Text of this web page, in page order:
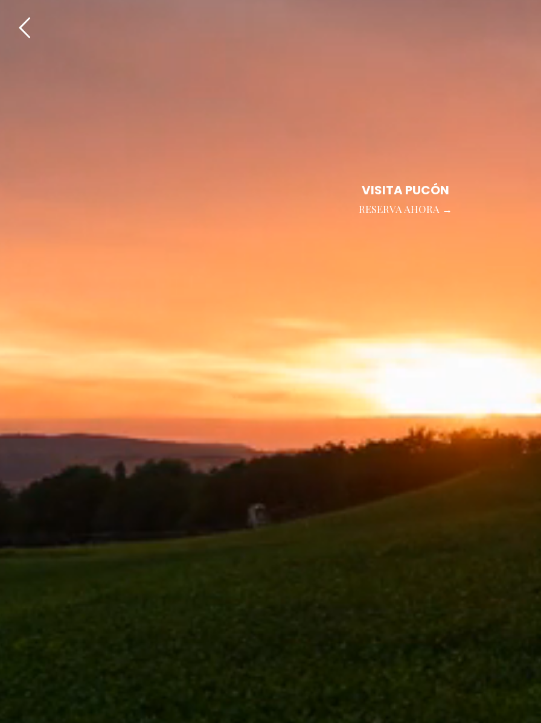
RESERVA AHORA →
VISITA PUCÓN